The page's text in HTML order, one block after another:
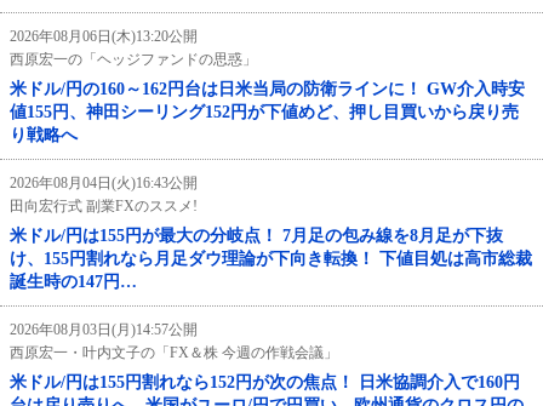
2026年08月06日(木)13:20公開
西原宏一の「ヘッジファンドの思惑」
米ドル/円の160～162円台は日米当局の防衛ラインに！ GW介入時安
値155円、神田シーリング152円が下値めど、押し目買いから戻り売
り戦略へ
2026年08月04日(火)16:43公開
田向宏行式 副業FXのススメ!
米ドル/円は155円が最大の分岐点！ 7月足の包み線を8月足が下抜
け、155円割れなら月足ダウ理論が下向き転換！ 下値目処は高市総裁
誕生時の147円…
2026年08月03日(月)14:57公開
西原宏一・叶内文子の「FX＆株 今週の作戦会議」
米ドル/円は155円割れなら152円が次の焦点！ 日米協調介入で160円